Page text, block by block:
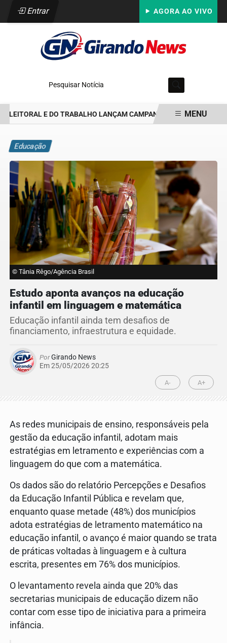
Entrar AGORA AO VIVO
Pesquisar Notícia
E DO TRABALHO LANÇAM CAMPANHA CONTRA ASSÉDIO
MENU
Educação
© Tânia Rêgo/Agência Brasil
Estudo aponta avanços na educação
infantil em linguagem e matemática
Educação infantil ainda tem desafios de
financiamento, infraestrutura e equidade.
PorGirando News
Em 25/05/2026 20:25
A- A+
As redes municipais de ensino, responsáveis pela
gestão da educação infantil, adotam mais
estratégias em letramento e experiências com a
linguagem do que com a matemática.
Os dados são do relatório Percepções e Desafios
da Educação Infantil Pública e revelam que,
enquanto quase metade (48%) dos municípios
adota estratégias de letramento matemático na
educação infantil, o avanço é maior quando se trata
de práticas voltadas à linguagem e à cultura
escrita, presentes em 76% dos municípios.
O levantamento revela ainda que 20% das
secretarias municipais de educação dizem não
contar com esse tipo de iniciativa para a primeira
infância.